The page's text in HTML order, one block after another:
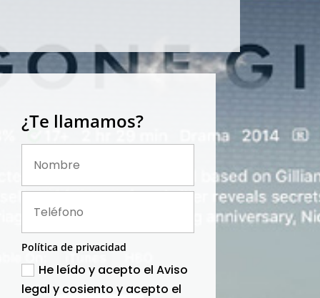
¿Te llamamos?
Política de privacidad
He leído y acepto el Aviso
legal y cosiento y acepto el